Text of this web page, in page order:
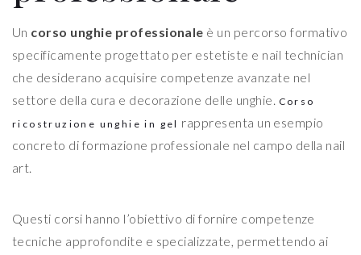
Un corso unghie professionale è un percorso formativo
specificamente progettato per estetiste e nail technician
che desiderano acquisire competenze avanzate nel
settore della cura e decorazione delle unghie. Corso
ricostruzione unghie in gel rappresenta un esempio
concreto di formazione professionale nel campo della nail
art.
Questi corsi hanno l’obiettivo di fornire competenze
tecniche approfondite e specializzate, permettendo ai